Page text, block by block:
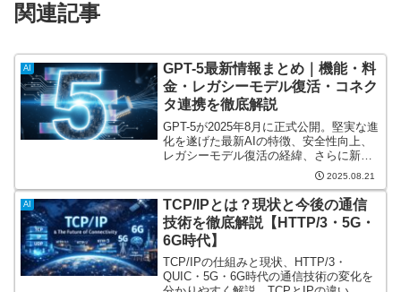
関連記事
AI
GPT-5最新情報まとめ｜機能・料
金・レガシーモデル復活・コネク
タ連携を徹底解説
GPT-5が2025年8月に正式公開。堅実な進
化を遂げた最新AIの特徴、安全性向上、
レガシーモデル復活の経緯、さらに新機
能「コネクタ」による外部サービス連携
2025.08.21
AI
TCP/IPとは？現状と今後の通信
技術を徹底解説【HTTP/3・5G・
6G時代】
TCP/IPの仕組みと現状、HTTP/3・
QUIC・5G・6G時代の通信技術の変化を